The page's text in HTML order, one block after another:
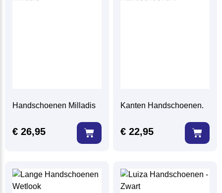
Handschoenen Milladis
€ 26,95
Kanten Handschoenen.
€ 22,95